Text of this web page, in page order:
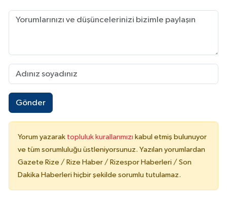
Gönder
Yorum yazarak topluluk kurallarımızı kabul etmiş bulunuyor
ve tüm sorumluluğu üstleniyorsunuz. Yazılan yorumlardan
Gazete Rize / Rize Haber / Rizespor Haberleri / Son
Dakika Haberleri hiçbir şekilde sorumlu tutulamaz.